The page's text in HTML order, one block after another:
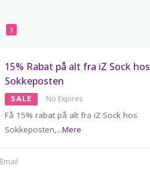
3
15% Rabat på alt fra iZ Sock hos
Sokkeposten
SALE No Expires
Få 15% rabat på alt fra iZ Sock hos
Sokkeposten, ...Mere
Email